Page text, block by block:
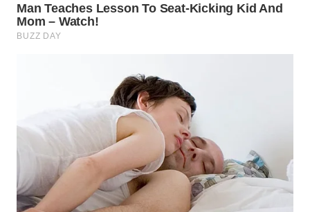
WN
SERDANG
WN